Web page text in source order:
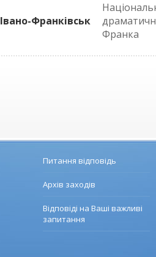
Івано-Франківськ
Франка
Питання відповідь
Архів заходів
Відповіді на Ваші важливі
запитання